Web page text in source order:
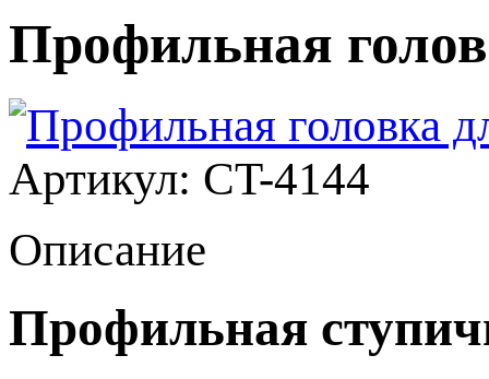
Профильная
Артикул: CT-4144
Описание
Профильная